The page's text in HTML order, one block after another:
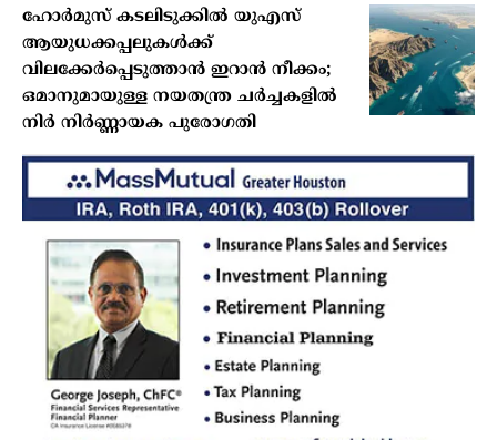
ഹോർമുസ് കടലിടുക്കിൽ യുഎസ്
ആയുധക്കപ്പലുകൾക്ക്
വിലക്കേർപ്പെടുത്താൻ ഇറാൻ നീക്കം;
ഒമാനുമായുള്ള നയതന്ത്ര ചർച്ചകളിൽ
നിർ നിർണ്ണായക പുരോഗതി